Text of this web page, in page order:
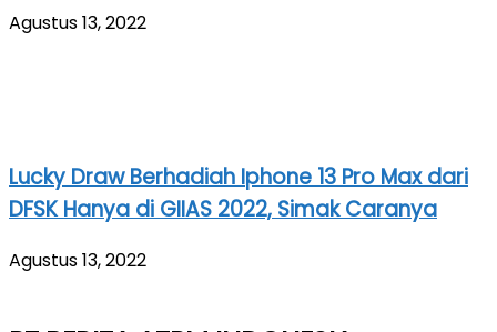
Agustus 13, 2022
Lucky Draw Berhadiah Iphone 13 Pro Max dari
DFSK Hanya di GIIAS 2022, Simak Caranya
Agustus 13, 2022